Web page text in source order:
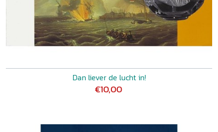
Dan liever de lucht in!
€10,00